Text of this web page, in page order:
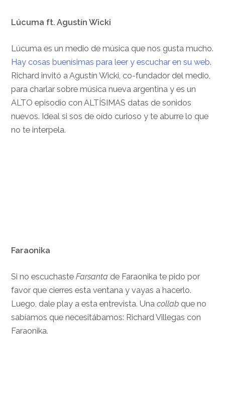
Lúcuma ft. Agustín Wicki
Lúcuma es un medio de música que nos gusta mucho.
Hay cosas buenísimas para leer y escuchar en su web.
Richard invitó a Agustín Wicki, co-fundador del medio,
para charlar sobre música nueva argentina y es un
ALTO episodio con ALTÍSIMAS datas de sonidos
nuevos. Ideal si sos de oído curioso y te aburre lo que
no te interpela.
Faraonika
Si no escuchasteFarsanta de Faraonika te pido por
favor que cierres esta ventana y vayas a hacerlo.
Luego, dale play a esta entrevista. Unacollab que no
sabíamos que necesitábamos: Richard Villegas con
Faraonika.